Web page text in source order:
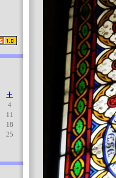
土
4
11
18
25